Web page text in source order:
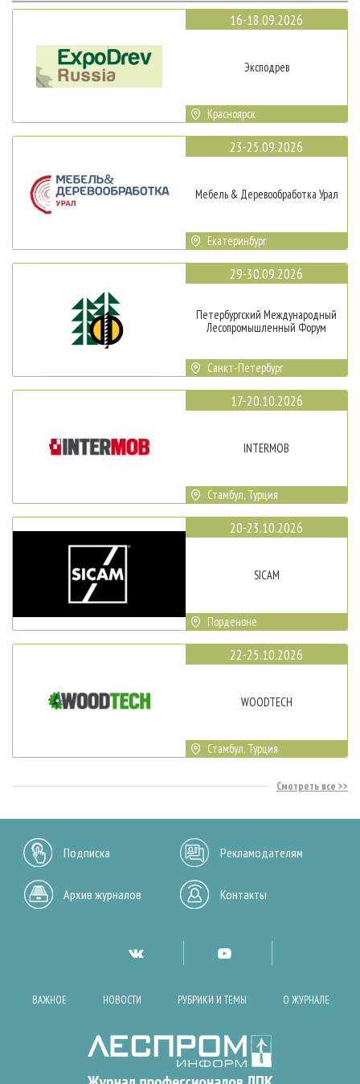
16-18.09.2026
Эксподрев
Красноярск
23-25.09.2026
Мебель & Деревообработка Урал
Екатеринбург
29-30.09.2026
Петербургский Международный
Лесопромышленный Форум
Санкт-Петербург
17-20.10.2026
INTERMOB
Стамбул, Турция
20-23.10.2026
SICAM
Порденоне
22-25.10.2026
WOODTECH
Стамбул, Турция
Смотреть все
Подписка Рекламодателям
Архив журналов Контакты
ВАЖНОЕ НОВОСТИ РУБРИКИ И ТЕМЫ О ЖУРНАЛЕ